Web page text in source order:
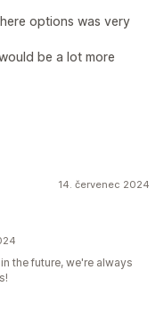
options was very
be a lot more
14. červenec 2024
the future, we're always